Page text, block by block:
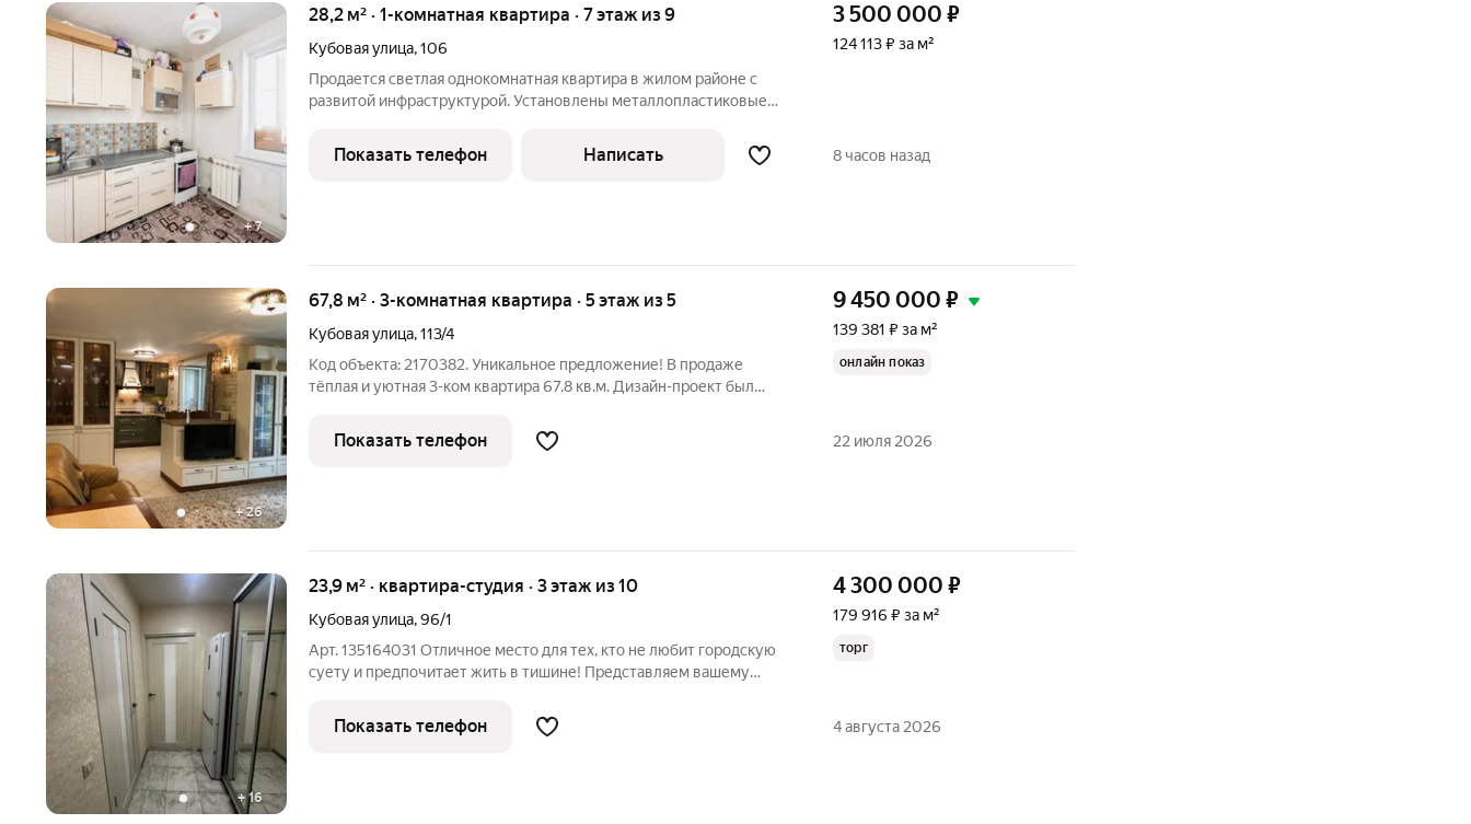
+7
28,2 м² · 1-комнатная квартира · 7 этаж из 9
Кубовая улица,106
Продается светлая однокомнатная квартира в жилом районе с
развитой инфраструктурой. Установлены металлопластиковые
просторный коридор с возможностью организации гардеробной
зоны. В шаговой
3 500 000 ₽
124 113 ₽ за м²
Показать телефон Написать 8 часов назад
+26
67,8 м² · 3-комнатная квартира · 5 этаж из 5
Кубовая улица,113/4
Код объекта: 2170382. Уникальное предложение! В продаже
тёплая и уютная 3-ком квартира 67.8 кв.м. Дизайн-проект был
прованс, в светлых и мягких тонах. Эргономичная. удобная
планировка,
9 450 000 ₽
139 381 ₽ за м²
онлайн показ
Показать телефон 22 июля 2026
+16
23,9 м² · квартира-студия · 3 этаж из 10
Кубовая улица,96/1
Арт. 135164031 Отличное место для тех, кто не любит городскую
суету и предпочитает жить в тишине! Представляем вашему
Выполнен качественный ремонт - у вас не будет дополнительных
расходов по
4 300 000 ₽
179 916 ₽ за м²
торг
Показать телефон 4 августа 2026